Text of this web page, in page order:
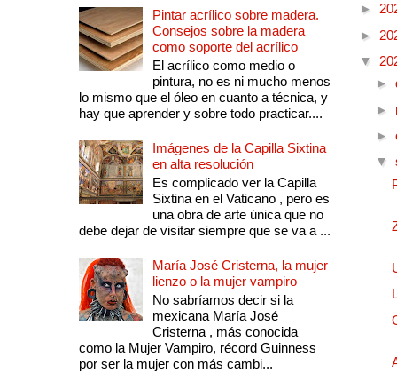
Pintar acrílico sobre madera.
Consejos sobre la madera
como soporte del acrílico
El acrílico como medio o
pintura, no es ni mucho menos
lo mismo que el óleo en cuanto a técnica, y
hay que aprender y sobre todo practicar....
Imágenes de la Capilla Sixtina
en alta resolución
Es complicado ver la Capilla
Sixtina en el Vaticano , pero es
una obra de arte única que no
debe dejar de visitar siempre que se va a ...
María José Cristerna, la mujer
lienzo o la mujer vampiro
No sabríamos decir si la
mexicana María José
Cristerna , más conocida
como la Mujer Vampiro, récord Guinness
por ser la mujer con más cambi...
►
►
▼
►
►
►
▼